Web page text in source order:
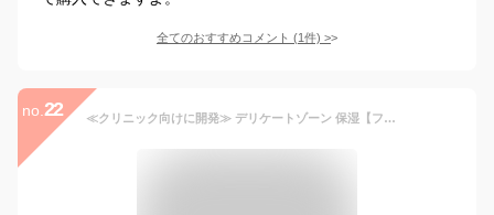
全てのおすすめコメント (1件) >
no. 22 ≪クリニック向けに開発≫ デリケートゾーン 保湿【フェムゲル】更年期 デリケートゾーン 保湿 クリーム 滑潤ゼリー 妊活ジェル フェミニンケア フェムケア フェムテック 潤滑ローション 潤滑ジェル 女性用 乾燥 臭い におい 閉経 閉経後